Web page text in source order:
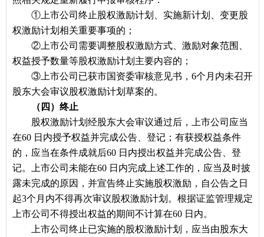
①上市公司终止股权激励计划、实施新计划、变更股
权激励计划相关重要事项的；
②上市公司需要调整股权激励方式、激励对象范围、
权益授予数量等股权激励计划主要内容的；
③上市公司已获市国资委审核意见书，6个月内未召开
股东大会审议股权激励计划草案的。
（四）终止
股权激励计划经股东大会审议通过后，上市公司应当
在60 日内授予权益并完成公告、登记；有获授权益条件
的，应当在条件成就后60 日内授出权益并完成公告、登
记。上市公司未能在60 日内完成上述工作的，应当及时披
露未完成的原因，并宣告终止实施股权激励，自公告之日
起3个月内不得再次审议股权激励计划。根据证监管理规定
上市公司不得授出权益的期间不计算在60 日内。
上市公司终止已实施的股权激励计划，应当由股东大